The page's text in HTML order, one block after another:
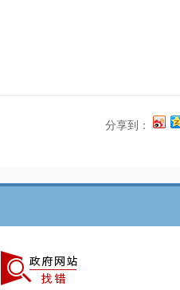
分享到：